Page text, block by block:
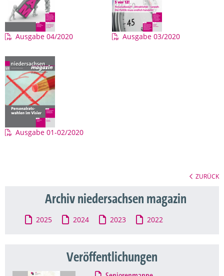
Archiv niedersachsen magazin
2025 2024 2023 2022
Veröffentlichungen
Ausgabe 04/2020 Ausgabe 03/2020
Ausgabe 01-02/2020
ZURÜCK